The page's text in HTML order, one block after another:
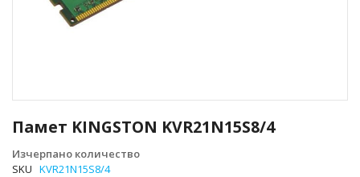
Памет KINGSTON KVR21N15S8/4
Изчерпано количество
SKU KVR21N15S8/4
към
началото
на
галерия